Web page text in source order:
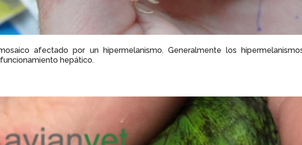
afectado por un hipermelanismo. Generalmente los
hepático.